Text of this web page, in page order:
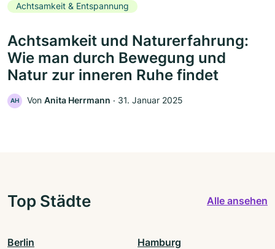
Achtsamkeit & Entspannung
Achtsamkeit und Naturerfahrung:
Wie man durch Bewegung und
Natur zur inneren Ruhe findet
AH Von Anita Herrmann ‧ 31. Januar 2025
Top Städte Alle ansehen
Berlin Hamburg